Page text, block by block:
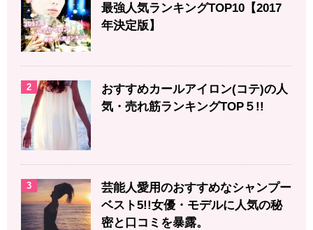
最強人気ランキングTOP10【2017
年決定版】
2
おすすめカールアイロン(コテ)の人
気・売れ筋ランキングTOP５!!
3
芸能人愛用のおすすめなシャンプー
ベスト5!!女優・モデルに人気の秘
密と口コミを暴露。